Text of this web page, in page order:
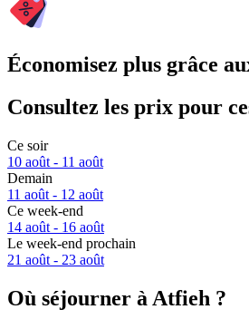
Économisez plus grâce
Consultez les prix pour
Ce soir
10 août - 11 août
Demain
11 août - 12 août
Ce week-end
14 août - 16 août
Le week-end prochain
21 août - 23 août
Où séjourner à Atfieh ?